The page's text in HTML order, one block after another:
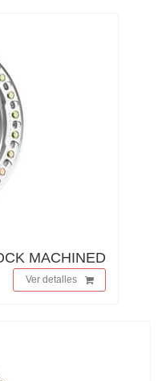
MACHINED
Ver detalles